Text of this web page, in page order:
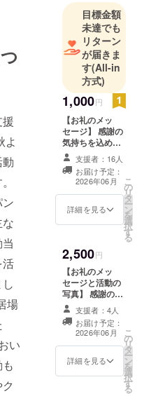
よ
活
場
い
りに取り組
んでいま
す。コロナ
禍はフード
パントリー
も実施し、
さまざまな
事情を抱え
る家庭を分
け隔てなく
受け入れな
がら、地域
に根ざした
活動を続け
ています。
目標金額
未達でも
リターン
が届きま
す(All-in
方式)
1,000円
【お礼のメッ
セージ】 感謝の
気持ちを込め
て、お礼のメッ
セージをメール
でお送りしま
す。
支援者：16人
お届け予定：
2026年06月
詳細を見る
こ
の
リ
タ
ー
ン
を
選
択
す
る
2,500円
【お礼のメッ
セージと活動の
写真】 感謝の気
持ちを込めて、
お礼のメッセー
ジと活動の写真1
枚をメールでお
送りします。
支援者：4人
お届け予定：
2026年06月
詳細を見る
こ
の
リ
タ
ー
ン
を
選
択
す
る